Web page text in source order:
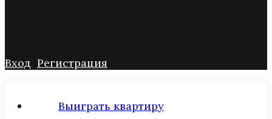
Вход Регистрация
Выиграть квартиру